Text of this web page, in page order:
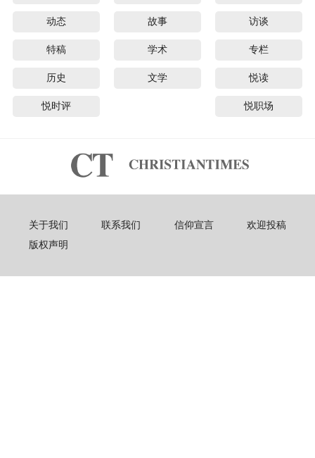
动态 故事 访谈
特稿 学术 专栏
历史 文学 悦读
悦时评 悦职场
关于我们 联系我们 信仰宣言
欢迎投稿
版权声明